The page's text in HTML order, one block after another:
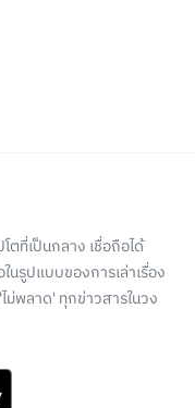
ตที่เป็นกลาง เชื่อถือได้
นรูปแบบของการเล่าเรื่อง
ม่พลาด' ทุกข่าวสารในวง